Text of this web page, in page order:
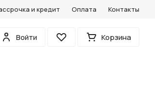
и кредит Оплата Контакты
Войти
Избранное Корзина